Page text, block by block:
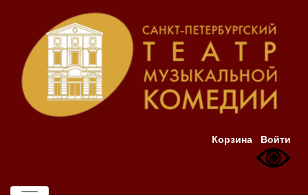
Корзина Войти